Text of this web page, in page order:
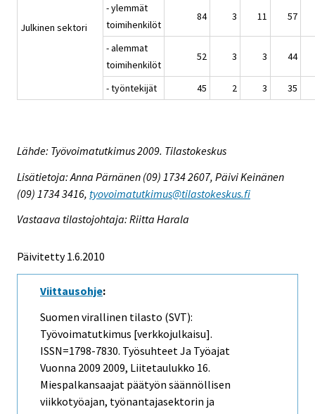
Julkinen sektori
- ylemmät
toimihenkilöt
84 3 11 57
- alemmat
toimihenkilöt
52 3 3 44
- työntekijät 45 2 3 35
Lähde: Työvoimatutkimus 2009. Tilastokeskus
Lisätietoja: Anna Pärnänen (09) 1734 2607, Päivi Keinänen
(09) 1734 3416, tyovoimatutkimus@tilastokeskus.fi
Vastaava tilastojohtaja: Riitta Harala
Päivitetty 1.6.2010
Viittausohje:
Suomen virallinen tilasto (SVT):
Työvoimatutkimus [verkkojulkaisu].
ISSN=1798-7830. Työsuhteet Ja Työajat
Vuonna 2009 2009, Liitetaulukko 16.
Miespalkansaajat päätyön säännöllisen
viikkotyöajan, työnantajasektorin ja